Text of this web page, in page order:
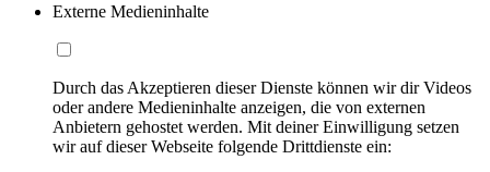
Externe Medieninhalte
Durch das Akzeptieren dieser Dienste können wir dir Videos
oder andere Medieninhalte anzeigen, die von externen
Anbietern gehostet werden. Mit deiner Einwilligung setzen
wir auf dieser Webseite folgende Drittdienste ein: